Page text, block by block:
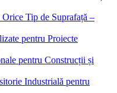
Tip de Suprafață –
pentru Proiecte
pentru Construcții și
Industrială pentru